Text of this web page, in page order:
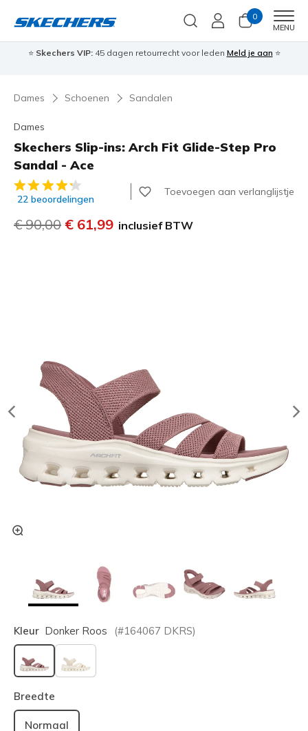
0
MENU
⭐ Skechers VIP:45 dagen retourrecht voor leden Meld je aan ⭐
Dames Schoenen Sandalen
Dames
Skechers Slip-ins: Arch Fit Glide-Step Pro
Sandal - Ace
5 van de 5 klantbeoordelingen
22 beoordelingen
Toevoegen aan verlanglijstje
Prijs verlaagd van
€ 90,00 naar
€ 61,99 inclusief BTW
Kleur Donker Roos (#164067 DKRS)
geselecteerd
Breedte
Normaal